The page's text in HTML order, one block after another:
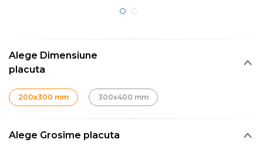
Alege Dimensiune
placuta
200x300 mm 300x400 mm
Alege Grosime placuta